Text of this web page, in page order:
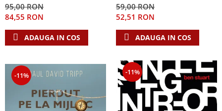
95,00 RON
84,55 RON
ADAUGA IN COS
59,00 RON
52,51 RON
ADAUGA IN COS
-11% -11%